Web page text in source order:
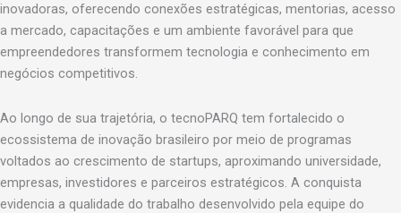
inovadoras, oferecendo conexões estratégicas, mentorias, acesso
a mercado, capacitações e um ambiente favorável para que
empreendedores transformem tecnologia e conhecimento em
negócios competitivos.
Ao longo de sua trajetória, o tecnoPARQ tem fortalecido o
ecossistema de inovação brasileiro por meio de programas
voltados ao crescimento de startups, aproximando universidade,
empresas, investidores e parceiros estratégicos. A conquista
evidencia a qualidade do trabalho desenvolvido pela equipe do